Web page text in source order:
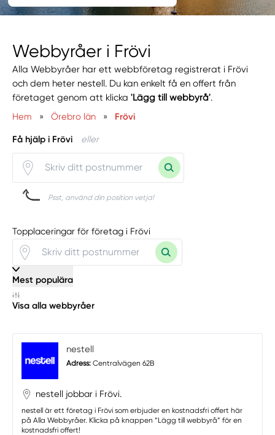
Webbyråer i Frövi
Alla Webbyråer har ett webbföretag registrerat i Frövi
och dem heter nestell. Du kan enkelt få en offert från
företaget genom att klicka'Lägg till webbyrå'.
Hem
» Örebro län » Frövi
Få hjälp i Frövi eller
Psst, använd din position vetja!
Topplaceringar för företag i Frövi
Mest populära
Visa alla webbyråer
nestell
Adress: Centralvägen 62B
nestell jobbar i Frövi.
nestell är ett företag i Frövi som erbjuder en kostnadsfri offert här
på Alla Webbyråer. Klicka på knappen “Lägg till webbyrå” för en
kostnadsfri offert!